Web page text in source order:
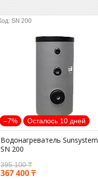
SN 200
–7% Осталось 10 дней
Водонагреватель Sunsystem
SN 200
395 100 ₸
367 400 ₸